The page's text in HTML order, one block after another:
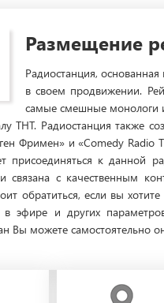
Размещение
Радиостанция,
в своем продвижении.
самые смешные монологи
ТНТ. Радиостанция также
Фримен» и «Comedy Radio
присоединяться к данной
связана с
обратиться, если вы
эфире и других
Вы можете самостоятельно